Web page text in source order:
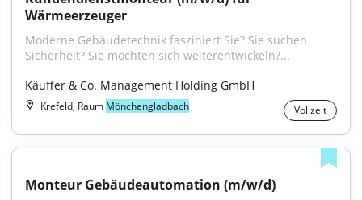
Wärmeerzeuger
Moderne Gebäudetechnik fasziniert Sie? Sie suchen
Sicherheit? Sie möchten sich weiterentwickeln?...
Käuffer & Co. Management Holding GmbH
Krefeld, Raum Mönchengladbach Vollzeit
Monteur Gebäudeautomation (m/w/d)